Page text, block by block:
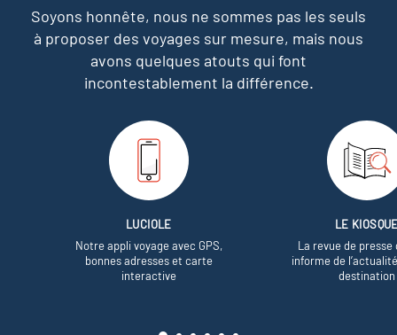
Soyons honnête, nous ne sommes pas les seuls
à proposer des voyages sur mesure, mais nous
avons quelques atouts qui font
incontestablement la différence.
LUCIOLE
Notre appli voyage avec GPS,
bonnes adresses et carte
interactive
LE
La revue de presse
informe de
destination